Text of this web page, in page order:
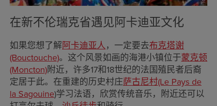
在新不伦瑞克省遇见阿卡迪亚文化
如果您想了解阿卡迪亚人，一定要去布克塔谢
(Bouctouche)。这个风景如画的海港小镇位于蒙克顿
(Moncton)附近，许多17和18世纪的法国殖民者后裔
定居于此。在重建的历史村庄萨古尼村(Le Pays de
la Sagouine)学习法语，欣赏传统音乐，附近还可以